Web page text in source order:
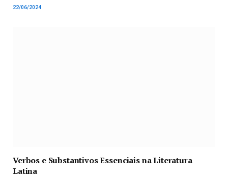
22/06/2024
Verbos e Substantivos Essenciais na Literatura
Latina